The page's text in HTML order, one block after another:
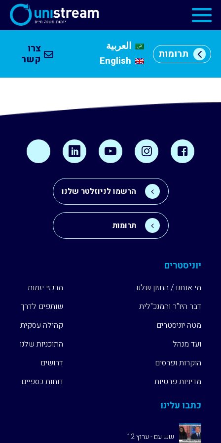
מי
אנחנו
יזמות
התוכניות
שלנו
הבוגרים
כתבו
עלינו
Global
תרומות
العربية
English
צרו
קשר
תוכן
הרשמו לניוזלטר שלנו
תרומות
יוניסטרים
מי אנחנו / החזון שלנו
דבר היו"ר והמנכ"לית
מטה יוניסטרים
ועד מנהל
הוקרות ופרסים
מדיניות פרטיות
מרכזי יזמות
שותפים לדרך
קהילה עסקית
התוכניות שלנו
דרושים
דוחות כספיים
כתבו עלינו
שש עם - ערוץ 12